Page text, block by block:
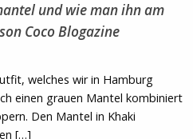
und wie man ihn am
Coco Blogazine
welches wir in Hamburg
einen grauen Mantel kombiniert
Den Mantel in Khaki
[…]